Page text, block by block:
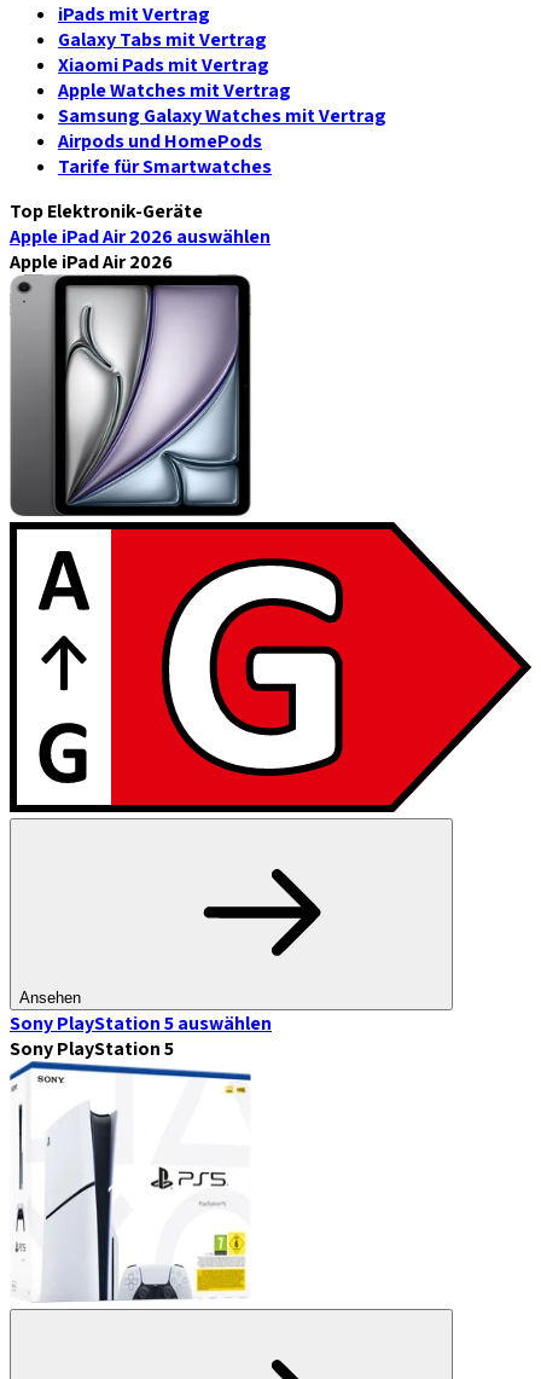
iPads mit Vertrag
Galaxy Tabs mit Vertrag
Xiaomi Pads mit Vertrag
Apple Watches mit Vertrag
Samsung Galaxy Watches mit Vertrag
Airpods und HomePods
Tarife für Smartwatches
Top Elektronik-Geräte
Apple iPad Air 2026auswählen
Apple iPad Air 2026
Ansehen
Sony PlayStation 5auswählen
Sony PlayStation 5